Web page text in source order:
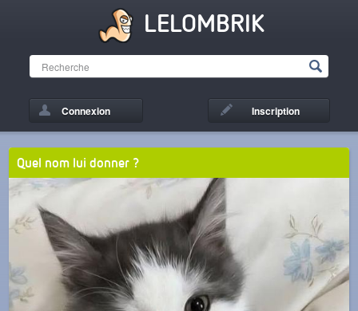
LELOMBRIK
Connexion Inscription
Quel nom lui donner ?